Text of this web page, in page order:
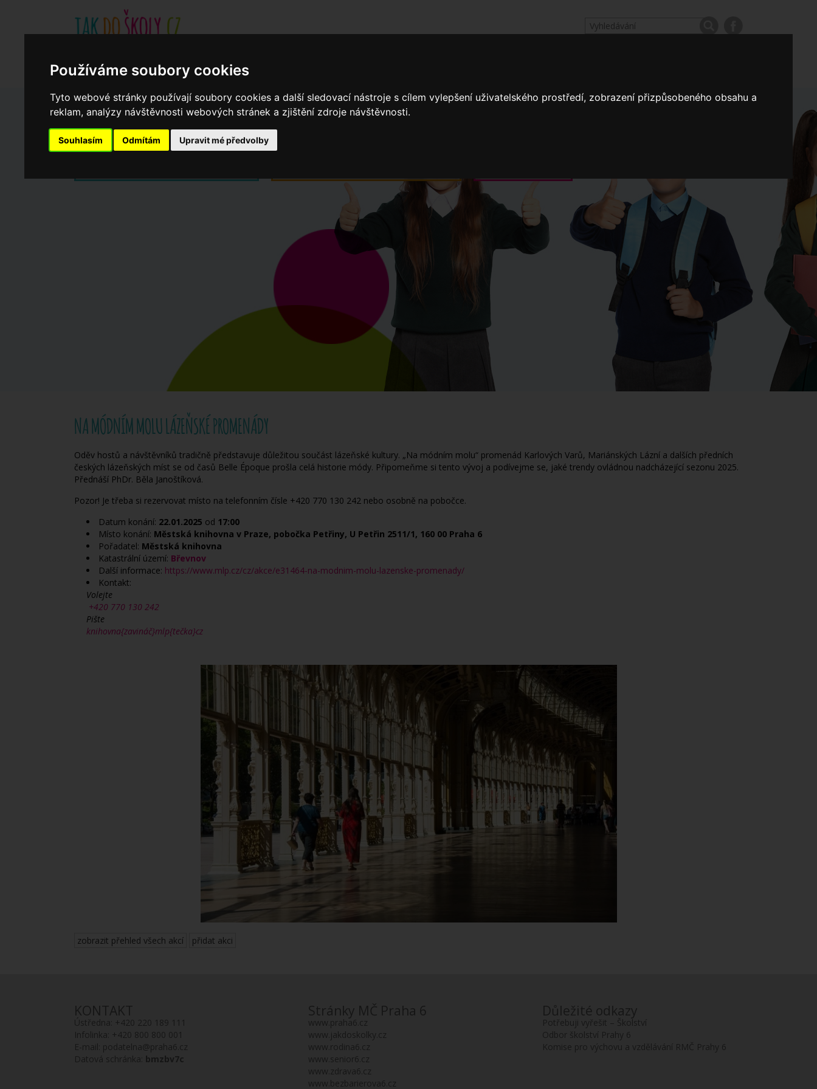
Používáme soubory cookies
Tyto webové stránky používají soubory cookies a další sledovací nástroje s cílem vylepšení uživatelského prostředí, zobrazení přizpůsobeného obsahu a
reklam, analýzy návštěvnosti webových stránek a zjištění zdroje návštěvnosti.
Souhlasím Odmítám Upravit mé předvolby
Když potřebujete pomoci
Ročenka
cookies
Zápisy do ZŠ 2026/27 Výroční zprávy
NA MÓDNÍM MOLU LÁZEŇSKÉ PROMENÁDY
Oděv hostů a návštěvníků tradičně představuje důležitou součást lázeňské kultury. „Na módním molu“ promenád Karlových Varů, Mariánských Lázní a dalších předních
českých lázeňských míst se od časů Belle Époque prošla celá historie módy. Připomeňme si tento vývoj a podívejme se, jaké trendy ovládnou nadcházející sezonu 2025.
Přednáší PhDr. Běla Janoštíková.
Pozor! Je třeba si rezervovat místo na telefonním čísle +420 770 130 242 nebo osobně na pobočce.
Datum konání: 22.01.2025 od 17:00
Místo konání: Městská knihovna v Praze, pobočka Petřiny, U Petřin 2511/1, 160 00 Praha 6
Pořadatel: Městská knihovna
Katastrální území: Břevnov
Další informace: https://www.mlp.cz/cz/akce/e31464-na-modnim-molu-lazenske-promenady/
Kontakt:
Volejte
+420 770 130 242
Pište
knihovna{zavináč}mlp{tečka}cz
zobrazit přehled všech akcí přidat akci
KONTAKT
Ústředna: +420 220 189 111
Infolinka: +420 800 800 001
E-mail: podatelna@praha6.cz
Datová schránka: bmzbv7c
Stránky MČ Praha 6
www.praha6.cz
www.jakdoskolky.cz
www.rodina6.cz
www.senior6.cz
www.zdrava6.cz
www.bezbarierova6.cz
Důležité odkazy
Potřebuji vyřešit – Školství
Odbor školství Prahy 6
Komise pro výchovu a vzdělávání RMČ Prahy 6